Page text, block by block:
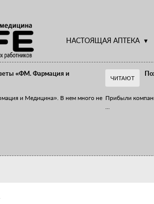
НАСТОЯЩАЯ АПТЕКА
«ФМ. Фармация и
и Медицина». В нем много не
ЧИТАЮТ
Прибыли